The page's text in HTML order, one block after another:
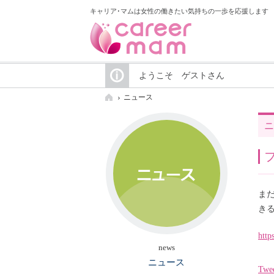
キャリア･マムは女性の働きたい気持ちの一歩を応援します
ようこそ ゲストさん
ニュース
ま
き
news
ニュース